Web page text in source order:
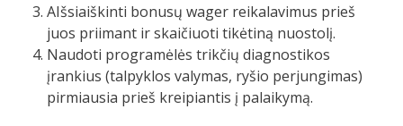
AIšsiaiškinti bonusų wager reikalavimus prieš
juos priimant ir skaičiuoti tikėtiną nuostolį.
Naudoti programėlės trikčių diagnostikos
įrankius (talpyklos valymas, ryšio perjungimas)
pirmiausia prieš kreipiantis į palaikymą.